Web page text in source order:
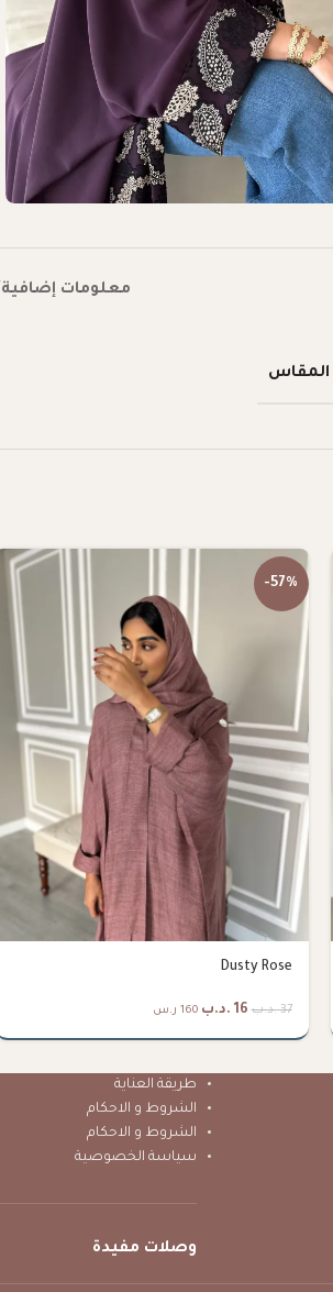
معلومات إضافية
المقاس
-57%
Dusty Rose
37 .د.ب 16 .د.ب 160 ر.س
طريقة العناية
الشروط و الاحكام
الشروط و الاحكام
سياسة الخصوصية
وصلات مفيدة